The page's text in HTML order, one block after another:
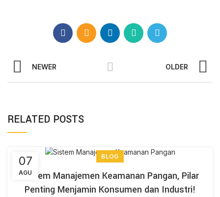
NEWER OLDER
RELATED POSTS
07
AGU
BLOG
Sistem Manajemen Keamanan Pangan, Pilar
Penting Menjamin Konsumen dan Industri!